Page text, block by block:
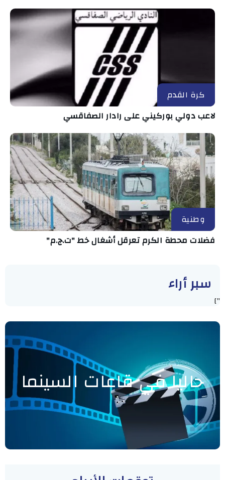
كرة القدم
لاعب دولي بوركيني على رادار الصفاقسي
وطنية
فضلات محطة الكرم تعرقل أشغال خط "ت.ج.م"
سبر أراء
"]
حاليا في قاعات السينما